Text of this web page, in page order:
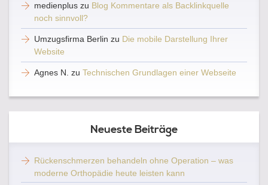
medienplus zu Blog Kommentare als Backlinkquelle
noch sinnvoll?
Umzugsfirma Berlin zu Die mobile Darstellung Ihrer
Website
Agnes N. zu Technischen Grundlagen einer Webseite
Neueste Beiträge
Rückenschmerzen behandeln ohne Operation – was
moderne Orthopädie heute leisten kann